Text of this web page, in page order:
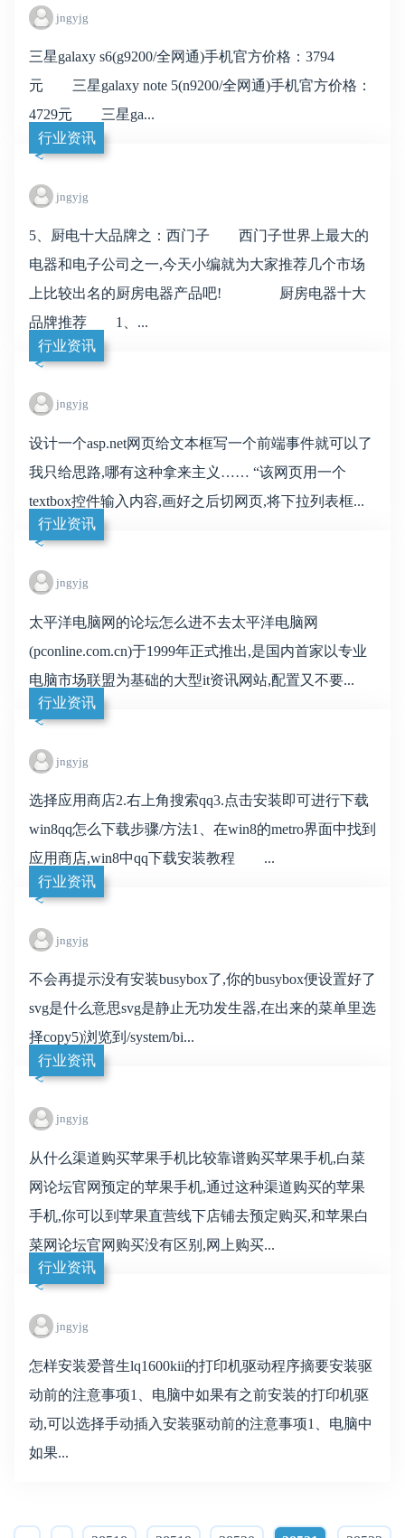
jngyjg
三星galaxy s6(g9200/全网通)手机官方价格：3794
元 三星galaxy note 5(n9200/全网通)手机官方价格：
4729元 三星ga...
行业资讯
jngyjg
5、厨电十大品牌之：西门子 西门子世界上最大的
电器和电子公司之一,今天小编就为大家推荐几个市场
上比较出名的厨房电器产品吧! 厨房电器十大
品牌推荐 1、...
行业资讯
jngyjg
设计一个asp.net网页给文本框写一个前端事件就可以了
我只给思路,哪有这种拿来主义…… “该网页用一个
textbox控件输入内容,画好之后切网页,将下拉列表框...
行业资讯
jngyjg
太平洋电脑网的论坛怎么进不去太平洋电脑网
(pconline.com.cn)于1999年正式推出,是国内首家以专业
电脑市场联盟为基础的大型it资讯网站,配置又不要...
行业资讯
jngyjg
选择应用商店2.右上角搜索qq3.点击安装即可进行下载
win8qq怎么下载步骤/方法1、在win8的metro界面中找到
应用商店,win8中qq下载安装教程 ...
行业资讯
jngyjg
不会再提示没有安装busybox了,你的busybox便设置好了
svg是什么意思svg是静止无功发生器,在出来的菜单里选
择copy5)浏览到/system/bi...
行业资讯
jngyjg
从什么渠道购买苹果手机比较靠谱购买苹果手机,白菜
网论坛官网预定的苹果手机,通过这种渠道购买的苹果
手机,你可以到苹果直营线下店铺去预定购买,和苹果白
菜网论坛官网购买没有区别,网上购买...
行业资讯
jngyjg
怎样安装爱普生lq1600kii的打印机驱动程序摘要安装驱
动前的注意事项1、电脑中如果有之前安装的打印机驱
动,可以选择手动插入安装驱动前的注意事项1、电脑中
如果...